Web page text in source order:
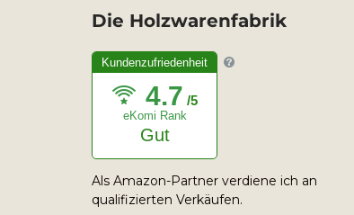
Die Holzwarenfabrik
Kundenzufriedenheit
4.7 /5
eKomi Rank
Gut
Als Amazon-Partner verdiene ich an
qualifizierten Verkäufen.